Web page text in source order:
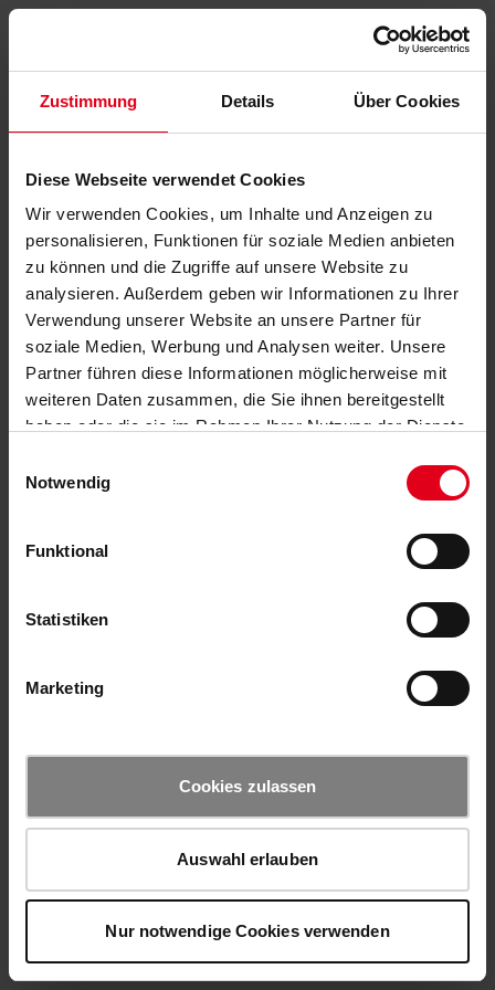
Zustimmung Details Über Cookies
Diese Webseite verwendet Cookies
Wir verwenden Cookies, um Inhalte und Anzeigen zu
personalisieren, Funktionen für soziale Medien anbieten
zu können und die Zugriffe auf unsere Website zu
analysieren. Außerdem geben wir Informationen zu Ihrer
Verwendung unserer Website an unsere Partner für
soziale Medien, Werbung und Analysen weiter. Unsere
Partner führen diese Informationen möglicherweise mit
weiteren Daten zusammen, die Sie ihnen bereitgestellt
haben oder die sie im Rahmen Ihrer Nutzung der Dienste
Notwendig
Funktional
Statistiken
Marketing
Cookies zulassen
Auswahl erlauben
Nur notwendige Cookies verwenden